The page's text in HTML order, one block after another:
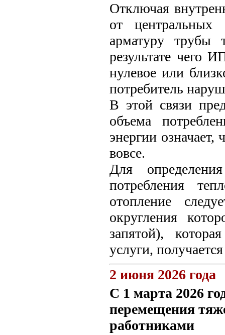
Отключая
от центральных
арматуру трубы
результате чего
нулевое или
потребитель
В этой связи
объема
энергии означает,
вовсе.
Для
потребления
отопление
округления
запятой),
услуги,
2 июня 2026 года
С 1 марта 2026
перемещения
работниками